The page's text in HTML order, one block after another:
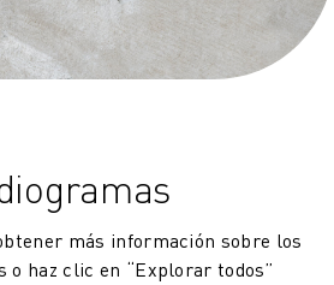
más información sobre los
haz clic en “Explorar todos”